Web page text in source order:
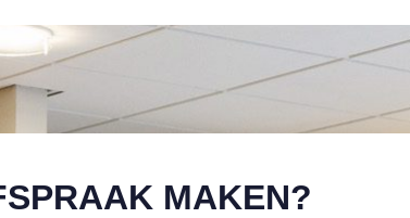
MAKEN?